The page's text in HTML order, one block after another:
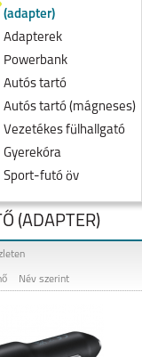
(adapter)
Adapterek
Powerbank
Autós tartó
Autós tartó (mágneses)
Vezetékes fülhallgató
Gyerekóra
Sport-futó öv
(ADAPTER)
Név szerint